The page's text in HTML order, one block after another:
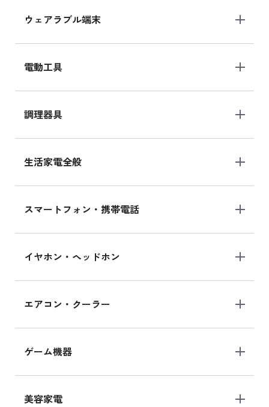
ウェアラブル端末
電動工具
調理器具
生活家電全般
スマートフォン・携帯電話
イヤホン・ヘッドホン
エアコン・クーラー
ゲーム機器
美容家電